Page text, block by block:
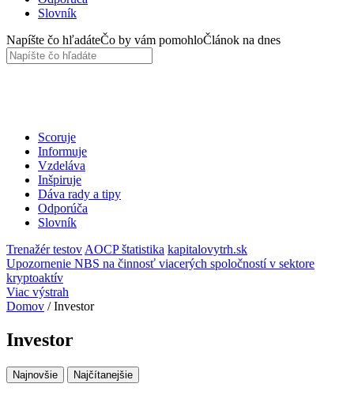
Slovník
Napíšte čo hľadáteČo by vám pomohloČlánok na dnes
Scoruje
Informuje
Vzdeláva
Inšpiruje
Dáva rady a tipy
Odporúča
Slovník
Trenažér testov AOCP štatistika kapitalovytrh.sk
Upozornenie NBS na činnosť viacerých spoločností v sektore
kryptoaktív
Viac výstrah
Domov /Investor
Investor
Najnovšie Najčítanejšie